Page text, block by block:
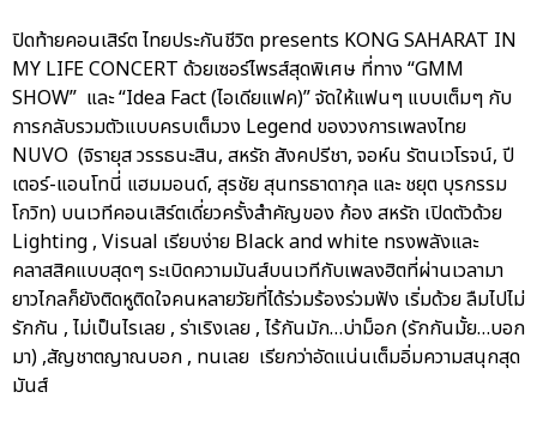
ปิดท้ายคอนเสิร์ต ไทยประกันชีวิต presents KONG SAHARAT IN
MY LIFE CONCERT ด้วยเซอร์ไพรส์สุดพิเศษ ที่ทาง “GMM
SHOW” และ “Idea Fact (ไอเดียแฟค)” จัดให้แฟนๆ แบบเต็มๆ กับ
การกลับรวมตัวแบบครบเต็มวง Legend ของวงการเพลงไทย
NUVO (จิรายุส วรรธนะสิน, สหรัถ สังคปรีชา, จอห์น รัตนเวโรจน์, ปี
เตอร์-แอนโทนี่ แฮมมอนด์, สุรชัย สุนทรธาดากุล และ ชยุต บุรกรรม
โกวิท) บนเวทีคอนเสิร์ตเดี่ยวครั้งสำคัญของ ก้อง สหรัถ เปิดตัวด้วย
Lighting , Visual เรียบง่าย Black and white ทรงพลังและ
คลาสสิคแบบสุดๆ ระเบิดความมันส์บนเวทีกับเพลงฮิตที่ผ่านเวลามา
ยาวไกลก็ยังติดหูติดใจคนหลายวัยที่ได้ร่วมร้องร่วมฟัง เริ่มด้วย ลืมไปไม่
รักกัน , ไม่เป็นไรเลย , ร่าเริงเลย , ไร้กันมัก…บ่าม็อก (รักกันมั้ย…บอก
มา) ,สัญชาตญาณบอก , ทนเลย เรียกว่าอัดแน่นเต็มอิ่มความสนุกสุด
มันส์